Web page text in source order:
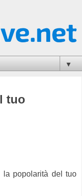
▼
tuo
la popolarità del tuo